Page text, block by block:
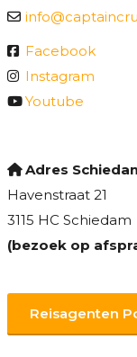
Facebook
Instagram
Youtube
Adres
Havenstraat 21
3115 HC Schiedam
(bezoek op
Reisagenten